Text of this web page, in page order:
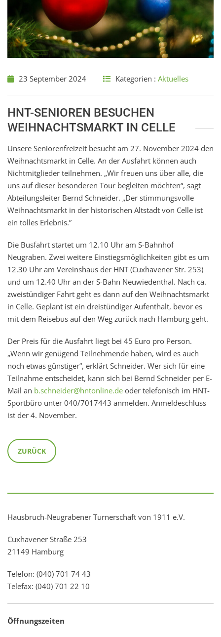
23 September 2024 Kategorien : Aktuelles
HNT-SENIOREN BESUCHEN
WEIHNACHTSMARKT IN CELLE
Unsere Seniorenfreizeit besucht am 27. November 2024 den
Weihnachtsmarkt in Celle. An der Ausfahrt können auch
Nichtmitglieder teilnehmen. „Wir freuen uns über alle, die
uns auf dieser besonderen Tour begleiten möchten“, sagt
Abteilungsleiter Bernd Schneider. „Der stimmungsvolle
Weihnachtsmarkt in der historischen Altstadt von Celle ist
ein tolles Erlebnis.”
Die Busfahrt startet um 12.10 Uhr am S-Bahnhof
Neugraben. Zwei weitere Einstiegsmöglichkeiten gibt es um
12.30 Uhr am Vereinshaus der HNT (Cuxhavener Str. 253)
und um 12.40 Uhr an der S-Bahn Neuwiedenthal. Nach ca.
zweistündiger Fahrt geht es dann auf den Weihnachtsmarkt
in Celle. Geplant ist ein dreistündiger Aufenthalt, bevor es
mit dem Reisebus auf den Weg zurück nach Hamburg geht.
Der Preis für die Ausfahrt liegt bei 45 Euro pro Person.
„Wenn wir genügend Teilnehmende haben, wird es auch
noch etwas günstiger“, erklärt Schneider. Wer sich für eine
Teilnahme entscheidet, kann sich bei Bernd Schneider per E-
Mail an b.schneider@hntonline.de oder telefonisch im HNT-
Sportbüro unter 040/7017443 anmelden. Anmeldeschluss
ist der 4. November.
ZURÜCK
Hausbruch-Neugrabener Turnerschaft von 1911 e.V.
Cuxhavener Straße 253
21149 Hamburg
Telefon: (040) 701 74 43
Telefax: (040) 701 22 10
Öffnungszeiten